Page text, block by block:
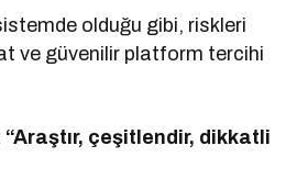
olduğu gibi, riskleri
ve güvenilir platform tercihi
“Araştır, çeşitlendir, dikkatli